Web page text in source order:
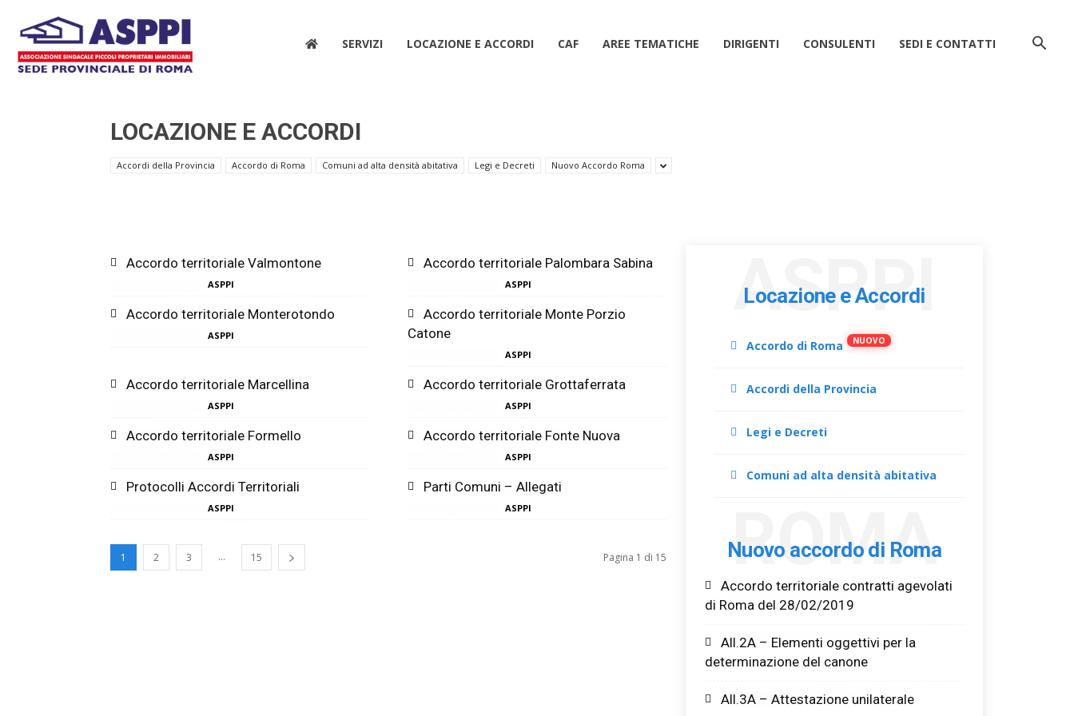
|
Provinciale
di
ROMA
SERVIZI LOCAZIONE E ACCORDI CAF AREE TEMATICHE DIRIGENTI CONSULENTI SEDI E CONTATTI
LOCAZIONE E ACCORDI
Accordi della Provincia Accordo di Roma Comuni ad alta densità abitativa Legi e Decreti Nuovo Accordo Roma
Accordo territoriale Valmontone
ASPPI
Accordo territoriale Palombara Sabina
ASPPI
Accordo territoriale Monterotondo
ASPPI
Accordo territoriale Monte Porzio
Catone
ASPPI
Accordo territoriale Marcellina
ASPPI
Accordo territoriale Grottaferrata
ASPPI
Accordo territoriale Formello
ASPPI
Accordo territoriale Fonte Nuova
ASPPI
Protocolli Accordi Territoriali
ASPPI
Parti Comuni – Allegati
ASPPI
1 2 3 ... 15 Pagina 1 di 15
Locazione e Accordi
ASPPI
Accordo di Roma
Accordi della Provincia
Legi e Decreti
Comuni ad alta densità abitativa
Nuovo accordo di Roma
ROMA
Accordo territoriale contratti agevolati
di Roma del 28/02/2019
All.2A – Elementi oggettivi per la
determinazione del canone
All.3A – Attestazione unilaterale